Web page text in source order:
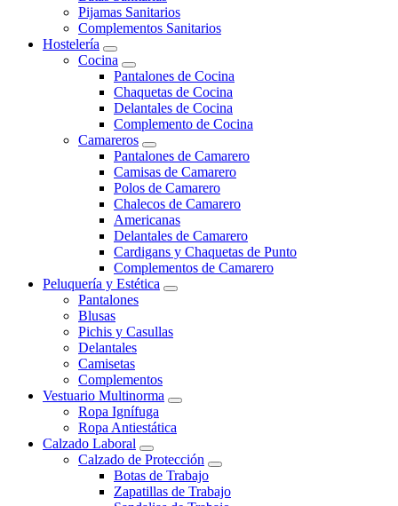
Pijamas Sanitarios
Complementos Sanitarios
Hostelería
Cocina
Pantalones de Cocina
Chaquetas de Cocina
Delantales de Cocina
Complemento de Cocina
Camareros
Pantalones de Camarero
Camisas de Camarero
Polos de Camarero
Chalecos de Camarero
Americanas
Delantales de Camarero
Cardigans y Chaquetas de Punto
Complementos de Camarero
Peluquería y Estética
Pantalones
Blusas
Pichis y Casullas
Delantales
Camisetas
Complementos
Vestuario Multinorma
Ropa Ignífuga
Ropa Antiestática
Calzado Laboral
Calzado de Protección
Botas de Trabajo
Zapatillas de Trabajo